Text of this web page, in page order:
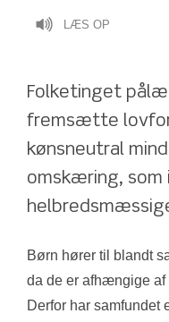
LÆS OP
Folketinget
fremsætte
kønsneutral
omskæring, som
Børn hører til blandt
da de er afhængige af
Derfor har